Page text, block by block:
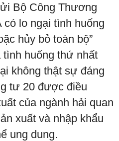
Bộ Công Thương
có lo ngại tình huống
hủy bỏ toàn bộ”
huống thứ nhất
không thật sự đáng
tư 20 được điều
của ngành hải quan
xuất và nhập khẩu
ung dung.